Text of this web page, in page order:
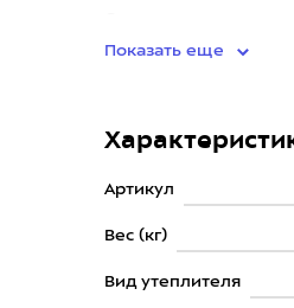
Показать еще
Артикул
Вес (кг)
Вид утеплителя